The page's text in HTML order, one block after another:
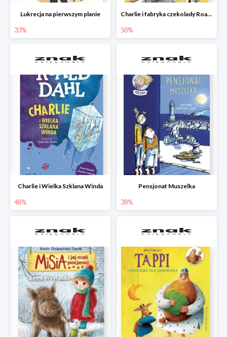
Lukrecja na pierwszym planie
33%
Charlie i fabryka czekolady Roald Dahl
50%
Charlie i Wielka Szklana Winda
48%
Pensjonat Muszelka
38%